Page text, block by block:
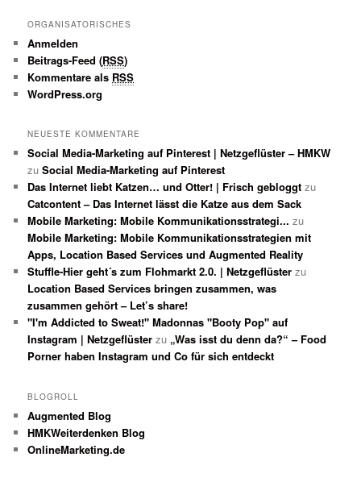
ORGANISATORISCHES
Anmelden
Beitrags-Feed (RSS)
Kommentare als RSS
WordPress.org
NEUESTE KOMMENTARE
Social Media-Marketing auf Pinterest | Netzgeflüster – HMKW
zuSocial Media-Marketing auf Pinterest
Das Internet liebt Katzen… und Otter! | Frisch gebloggt zu
Catcontent – Das Internet lässt die Katze aus dem Sack
Mobile Marketing: Mobile Kommunikationsstrategi... zu
Mobile Marketing: Mobile Kommunikationsstrategien mit
Apps, Location Based Services und Augmented Reality
Stuffle-Hier geht´s zum Flohmarkt 2.0. | Netzgeflüster zu
Location Based Services bringen zusammen, was
zusammen gehört – Let’s share!
"I'm Addicted to Sweat!" Madonnas "Booty Pop" auf
Instagram | Netzgeflüster zu „Was isst du denn da?“ – Food
Porner haben Instagram und Co für sich entdeckt
BLOGROLL
Augmented Blog
HMKWeiterdenken Blog
OnlineMarketing.de